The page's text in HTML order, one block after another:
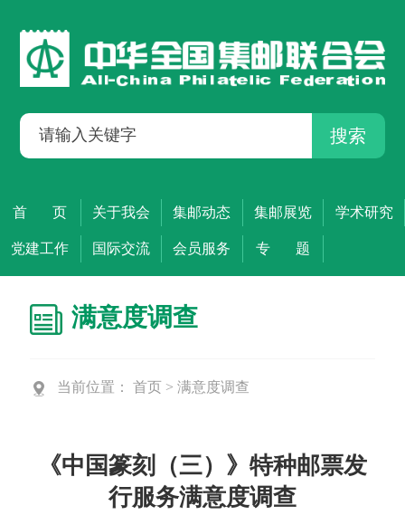
搜索
首 页 关于我会 集邮动态 集邮展览 学术研究
党建工作 国际交流 会员服务 专 题
满意度调查
当前位置： 首页 > 满意度调查
《中国篆刻（三）》特种邮票发
行服务满意度调查